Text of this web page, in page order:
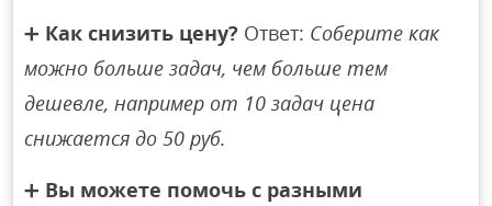
➕ Как снизить цену? Ответ: Соберите как
можно больше задач, чем больше тем
дешевле, например от 10 задач цена
снижается до 50 руб.
➕ Вы можете помочь с разными